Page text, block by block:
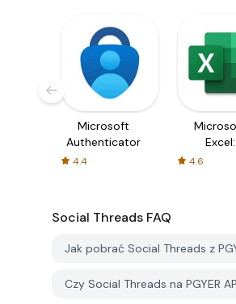
Microsoft
Authenticator
4.4
Excel:
4.6
Social Threads FAQ
Jak pobrać Social Threads z
Czy Social Threads na PGYER